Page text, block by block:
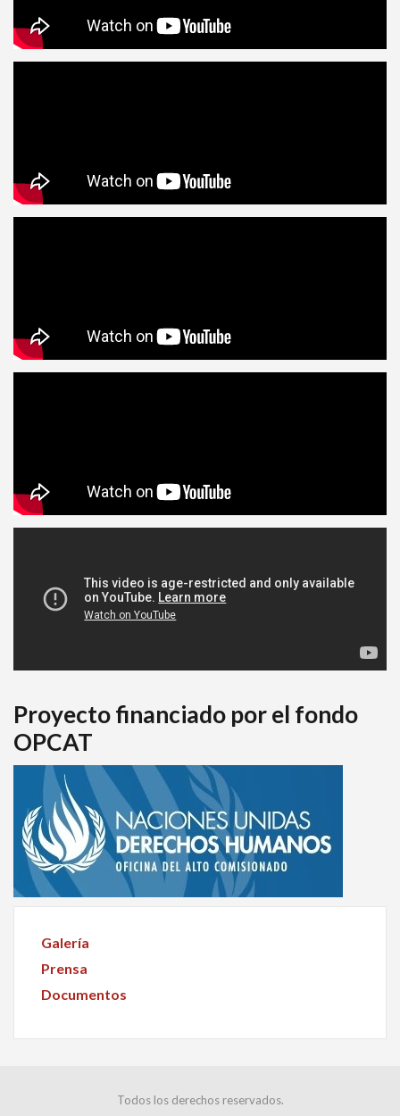
Proyecto financiado por el fondo
OPCAT
Galería
Prensa
Documentos
Todos los derechos reservados.